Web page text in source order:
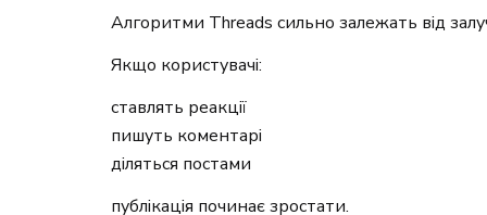
Алгоритми Threads сильно залежать від
Якщо користувачі:
ставлять реакції
пишуть коментарі
діляться постами
публікація починає зростати.